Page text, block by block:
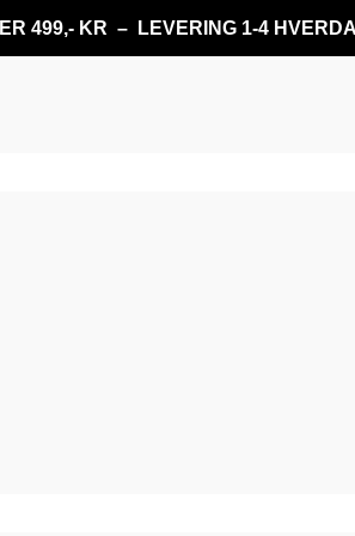
499,- KR – LEVERING 1-4